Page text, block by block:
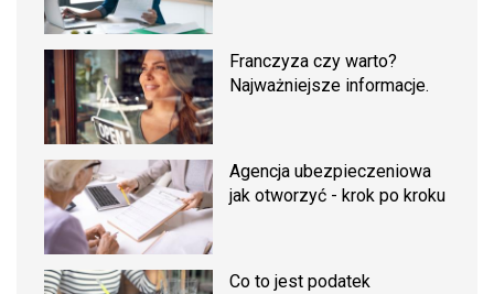
Franczyza czy warto?
Najważniejsze informacje.
Agencja ubezpieczeniowa
jak otworzyć - krok po kroku
Co to jest podatek